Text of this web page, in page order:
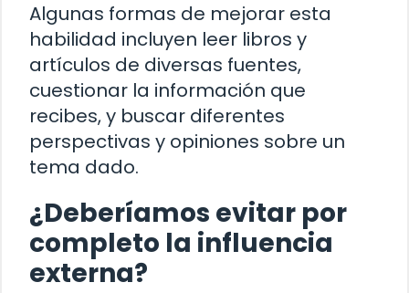
Algunas formas de mejorar esta
habilidad incluyen leer libros y
artículos de diversas fuentes,
cuestionar la información que
recibes, y buscar diferentes
perspectivas y opiniones sobre un
tema dado.
¿Deberíamos evitar por
completo la influencia
externa?